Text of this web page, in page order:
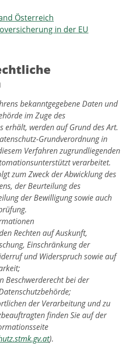
Österreich
in der EU
bekanntgegebene Daten und
im Zuge des
erhält, werden auf Grund des Art.
Grundverordnung in
Verfahren zugrundliegenden
verarbeitet.
zum Zweck der Abwicklung des
der Beurteilung des
der Bewilligung sowie auch
Rechten auf Auskunft,
Einschränkung der
und Widerspruch sowie auf
Beschwerderecht bei der
der Verarbeitung und zu
finden Sie auf der
).